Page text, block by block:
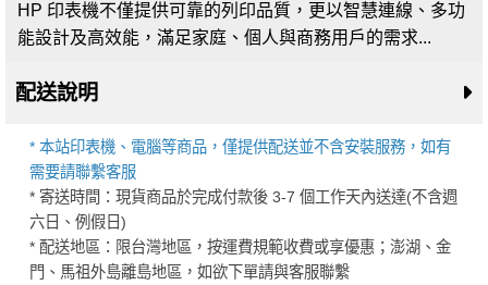
HP 印表機不僅提供可靠的列印品質，更以智慧連線、多功
能設計及高效能，滿足家庭、個人與商務用戶的需求...
配送說明
* 本站印表機、電腦等商品，僅提供配送並不含安裝服務，如有
需要請聯繫客服
* 寄送時間：現貨商品於完成付款後 3-7 個工作天內送達(不含週
六日、例假日)
* 配送地區：限台灣地區，按運費規範收費或享優惠；澎湖、金
門、馬祖外島離島地區，如欲下單請與客服聯繫